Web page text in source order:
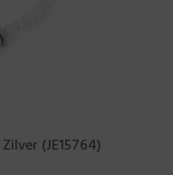
(JE15764)